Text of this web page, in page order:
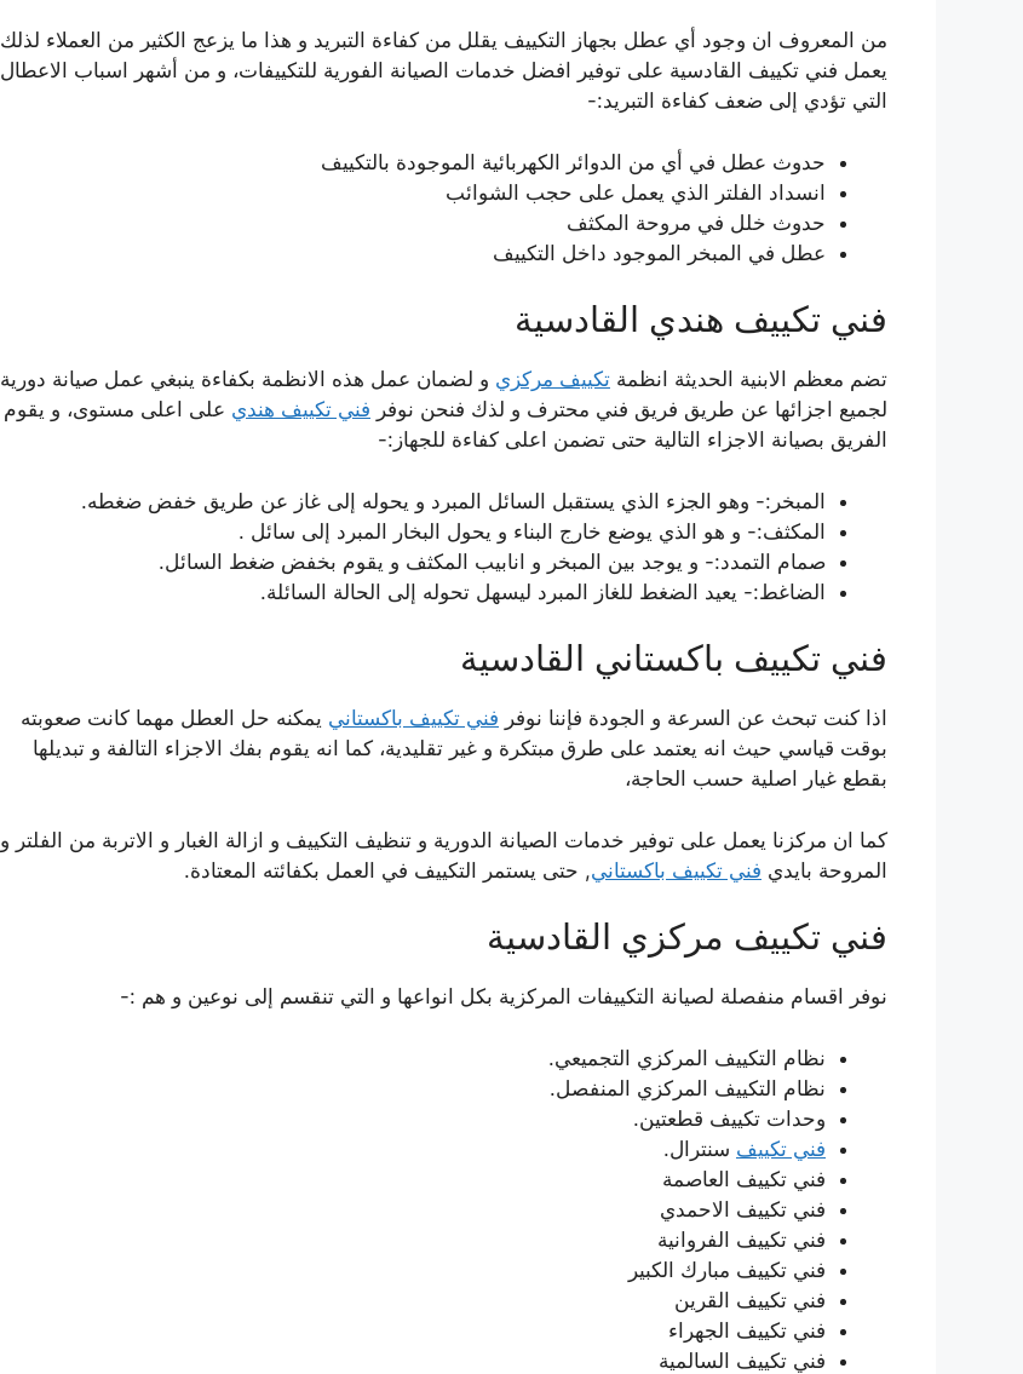
من المعروف ان وجود أي عطل بجهاز التكييف يقلل من كفاءة التبريد و هذا ما يزعج الكثير من العملاء لذلك
يعمل فني تكييف القادسية على توفير افضل خدمات الصيانة الفورية للتكييفات، و من أشهر اسباب الاعطال
التي تؤدي إلى ضعف كفاءة التبريد:-
حدوث عطل في أي من الدوائر الكهربائية الموجودة بالتكييف
انسداد الفلتر الذي يعمل على حجب الشوائب
حدوث خلل في مروحة المكثف
عطل في المبخر الموجود داخل التكييف
فني تكييف هندي القادسية
تضم معظم الابنية الحديثة انظمة تكييف مركزي و لضمان عمل هذه الانظمة بكفاءة ينبغي عمل صيانة دورية
لجميع اجزائها عن طريق فريق فني محترف و لذك فنحن نوفر فني تكييف هندي على اعلى مستوى، و يقوم
الفريق بصيانة الاجزاء التالية حتى تضمن اعلى كفاءة للجهاز:-
المبخر:- وهو الجزء الذي يستقبل السائل المبرد و يحوله إلى غاز عن طريق خفض ضغطه.
المكثف:- و هو الذي يوضع خارج البناء و يحول البخار المبرد إلى سائل .
صمام التمدد:- و يوجد بين المبخر و انابيب المكثف و يقوم بخفض ضغط السائل.
الضاغط:- يعيد الضغط للغاز المبرد ليسهل تحوله إلى الحالة السائلة.
فني تكييف باكستاني القادسية
اذا كنت تبحث عن السرعة و الجودة فإننا نوفر فني تكييف باكستاني يمكنه حل العطل مهما كانت صعوبته
بوقت قياسي حيث انه يعتمد على طرق مبتكرة و غير تقليدية، كما انه يقوم بفك الاجزاء التالفة و تبديلها
بقطع غيار اصلية حسب الحاجة،
كما ان مركزنا يعمل على توفير خدمات الصيانة الدورية و تنظيف التكييف و ازالة الغبار و الاتربة من الفلتر و
المروحة بايدي فني تكييف باكستاني, حتى يستمر التكييف في العمل بكفائته المعتادة.
فني تكييف مركزي القادسية
نوفر اقسام منفصلة لصيانة التكييفات المركزية بكل انواعها و التي تنقسم إلى نوعين و هم :-
نظام التكييف المركزي التجميعي.
نظام التكييف المركزي المنفصل.
وحدات تكييف قطعتين.
فني تكييف سنترال.
فني تكييف العاصمة
فني تكييف الاحمدي
فني تكييف الفروانية
فني تكييف مبارك الكبير
فني تكييف القرين
فني تكييف الجهراء
فني تكييف السالمية